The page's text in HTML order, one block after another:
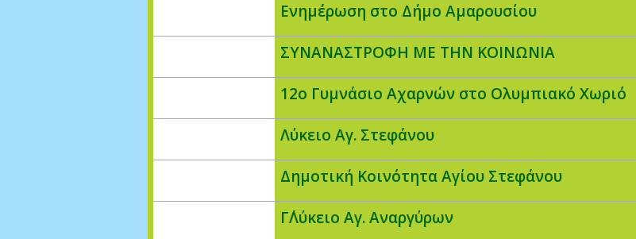
Ενημέρωση στο Δήμο Αμαρουσίου
ΣΥΝΑΝΑΣΤΡΟΦΗ ΜΕ ΤΗΝ ΚΟΙΝΩΝΙΑ
12ο Γυμνάσιο Αχαρνών στο Ολυμπιακό Χωριό
Λύκειο Αγ. Στεφάνου
Δημοτική Κοινότητα Αγίου Στεφάνου
Γ΄Λύκειο Αγ. Αναργύρων